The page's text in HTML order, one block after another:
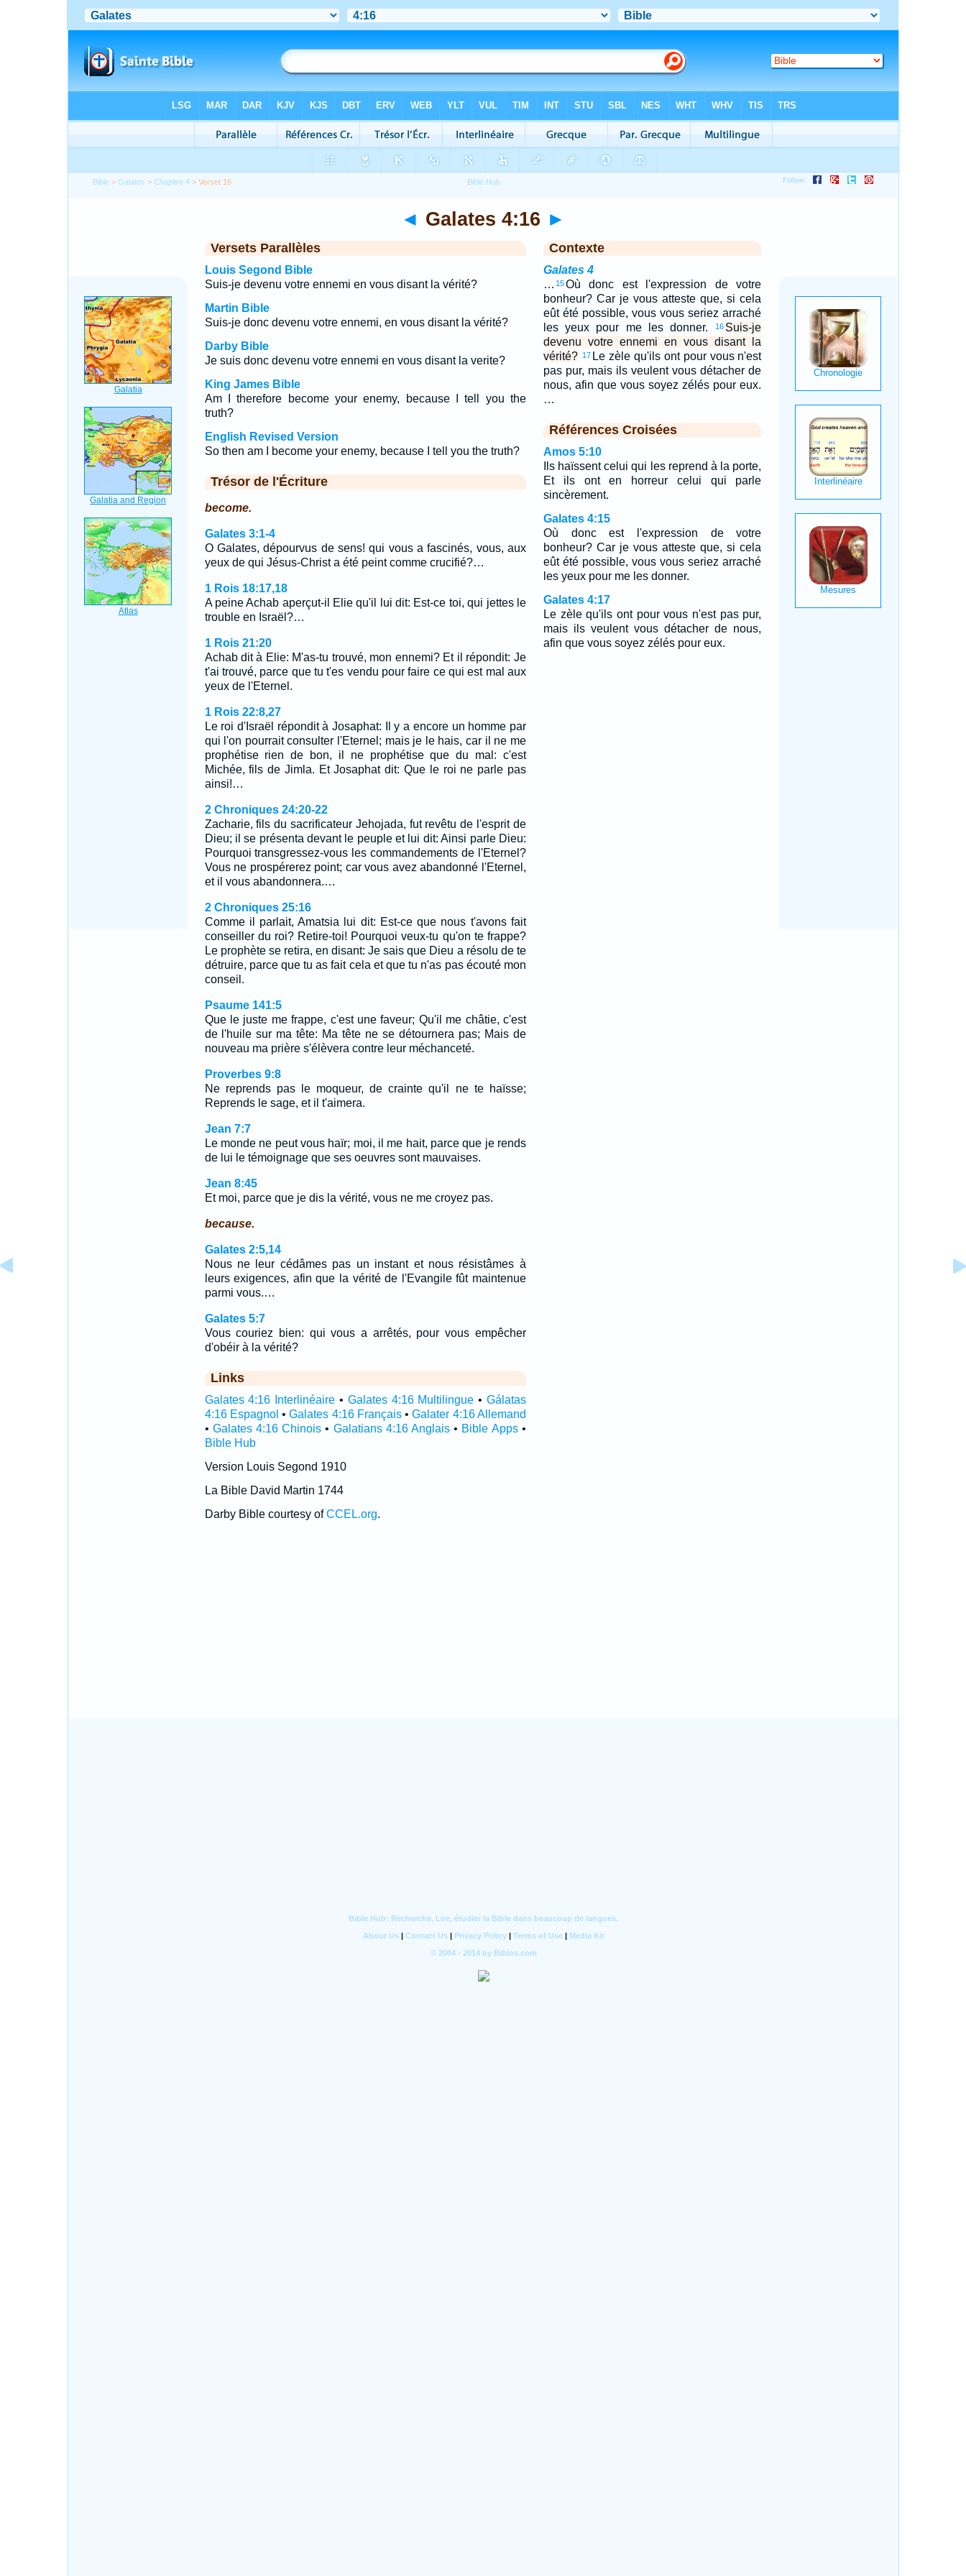
Bible >Galates >Chapitre 4 > Verset 16
◄ Galates 4:16 ►
Versets Parallèles
Louis Segond Bible
Suis-je devenu votre ennemi en vous disant la vérité?
Martin Bible
Suis-je donc devenu votre ennemi, en vous disant la vérité?
Darby Bible
Je suis donc devenu votre ennemi en vous disant la verite?
King James Bible
Am I therefore become your enemy, because I tell you the
truth?
English Revised Version
So then am I become your enemy, because I tell you the truth?
Trésor de l'Écriture
become.
Galates 3:1-4
O Galates, dépourvus de sens! qui vous a fascinés, vous, aux
yeux de qui Jésus-Christ a été peint comme crucifié?…
1 Rois 18:17,18
A peine Achab aperçut-il Elie qu'il lui dit: Est-ce toi, qui jettes le
trouble en Israël?…
1 Rois 21:20
Achab dit à Elie: M'as-tu trouvé, mon ennemi? Et il répondit: Je
t'ai trouvé, parce que tu t'es vendu pour faire ce qui est mal aux
yeux de l'Eternel.
1 Rois 22:8,27
Le roi d'Israël répondit à Josaphat: Il y a encore un homme par
qui l'on pourrait consulter l'Eternel; mais je le hais, car il ne me
prophétise rien de bon, il ne prophétise que du mal: c'est
Michée, fils de Jimla. Et Josaphat dit: Que le roi ne parle pas
ainsi!…
2 Chroniques 24:20-22
Zacharie, fils du sacrificateur Jehojada, fut revêtu de l'esprit de
Dieu; il se présenta devant le peuple et lui dit: Ainsi parle Dieu:
Pourquoi transgressez-vous les commandements de l'Eternel?
Vous ne prospérerez point; car vous avez abandonné l'Eternel,
et il vous abandonnera.…
2 Chroniques 25:16
Comme il parlait, Amatsia lui dit: Est-ce que nous t'avons fait
conseiller du roi? Retire-toi! Pourquoi veux-tu qu'on te frappe?
Le prophète se retira, en disant: Je sais que Dieu a résolu de te
détruire, parce que tu as fait cela et que tu n'as pas écouté mon
conseil.
Psaume 141:5
Que le juste me frappe, c'est une faveur; Qu'il me châtie, c'est
de l'huile sur ma tête: Ma tête ne se détournera pas; Mais de
nouveau ma prière s'élèvera contre leur méchanceté.
Proverbes 9:8
Ne reprends pas le moqueur, de crainte qu'il ne te haïsse;
Reprends le sage, et il t'aimera.
Jean 7:7
Le monde ne peut vous haïr; moi, il me hait, parce que je rends
de lui le témoignage que ses oeuvres sont mauvaises.
Jean 8:45
Et moi, parce que je dis la vérité, vous ne me croyez pas.
because.
Galates 2:5,14
Nous ne leur cédâmes pas un instant et nous résistâmes à
leurs exigences, afin que la vérité de l'Evangile fût maintenue
parmi vous.…
Galates 5:7
Vous couriez bien: qui vous a arrêtés, pour vous empêcher
d'obéir à la vérité?
Links
Galates 4:16 Interlinéaire • Galates 4:16 Multilingue • Gálatas
4:16 Espagnol •Galates 4:16 Français•Galater 4:16 Allemand
• Galates 4:16 Chinois • Galatians 4:16 Anglais • Bible Apps•
Bible Hub
Version Louis Segond 1910
La Bible David Martin 1744
Darby Bible courtesy ofCCEL.org.
Contexte
Galates 4
… 15Où donc est l'expression de votre
bonheur? Car je vous atteste que, si cela
eût été possible, vous vous seriez arraché
les yeux pour me les donner.
16 Suis-je
devenu votre ennemi en vous disant la
vérité? 17 Le zèle qu'ils ont pour vous n'est
pas pur, mais ils veulent vous détacher de
nous, afin que vous soyez zélés pour eux.
…
Références Croisées
Amos 5:10
Ils haïssent celui qui les reprend à la porte,
Et ils ont en horreur celui qui parle
sincèrement.
Galates 4:15
Où donc est l'expression de votre
bonheur? Car je vous atteste que, si cela
eût été possible, vous vous seriez arraché
les yeux pour me les donner.
Galates 4:17
Le zèle qu'ils ont pour vous n'est pas pur,
mais ils veulent vous détacher de nous,
afin que vous soyez zélés pour eux.